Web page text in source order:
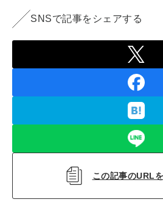
SNSで記事をシェアする
この記事のURL